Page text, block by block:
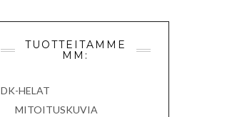
TUOTTEITAMME
MM:
DK-HELAT
MITOITUSKUVIA